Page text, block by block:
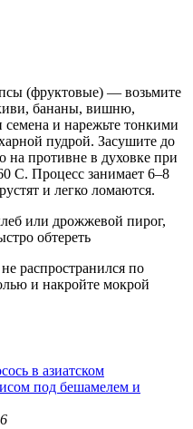
(фруктовые) — возьмите
бананы, вишню,
семена и нарежьте тонкими
пудрой. Засушите до
на противне в духовке при
С. Процесс занимает 6–8
и легко ломаются.
или дрожжевой пирог,
обтереть
распространился по
и накройте мокрой
в азиатском
под бешамелем и